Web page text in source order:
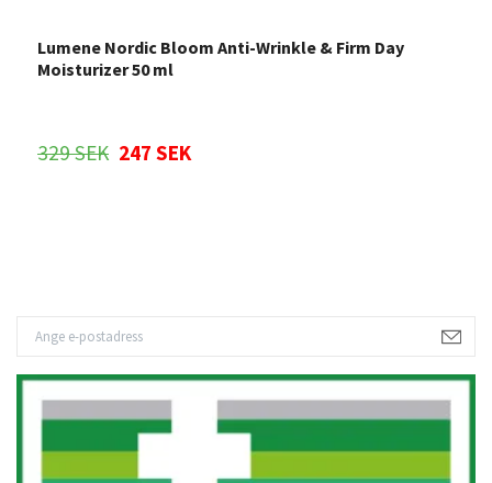
Lumene Nordic Bloom Anti-Wrinkle & Firm Day
Moisturizer 50 ml
329 SEK 247 SEK